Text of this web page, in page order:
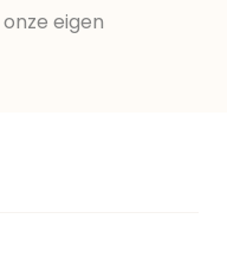
eigen